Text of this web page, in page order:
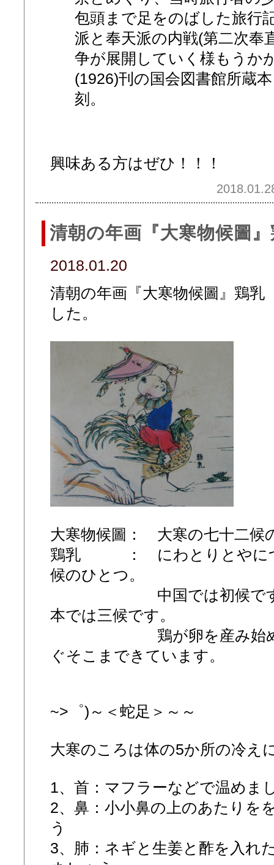
包頭まで足をのばした旅行
派と奉天派の内戦(第二次奉
争が展開していく様もうか
(1926)刊の国会図書館所蔵
刻。
興味ある方はぜひ！！！
清朝の年画『大寒物候圖
2018.01.20
清朝の年画『大寒物候圖』鶏
した。
大寒物候圖： 大寒の七十二候
鶏乳 ： にわとりとやに
候のひとつ。
中国では初候ですが
本では三候です。
鶏が卵を産み始める
ぐそこまできています。
~>゜)～＜蛇足＞～～
大寒のころは体の5か所の冷え
1、首：マフラーなどで温めま
2、鼻：小小鼻の上のあたりを
う
3、肺：ネギと生姜と酢を入れ